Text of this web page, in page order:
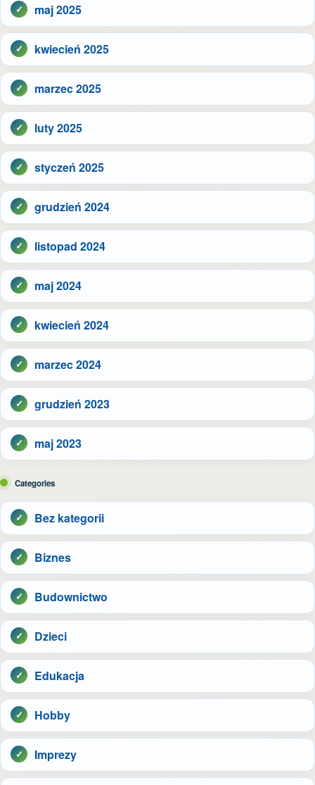
maj 2025
kwiecień 2025
marzec 2025
luty 2025
styczeń 2025
grudzień 2024
listopad 2024
maj 2024
kwiecień 2024
marzec 2024
grudzień 2023
maj 2023
Categories
Bez kategorii
Biznes
Budownictwo
Dzieci
Edukacja
Hobby
Imprezy